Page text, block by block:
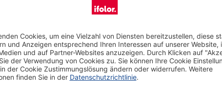
Schlüsselanhänger mit deinem Foto
auf hochwertigem Kunstleder
Das verwendete Kunstleder ist extra leicht